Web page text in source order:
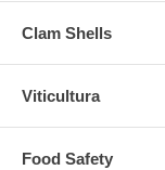
Clam Shells
Viticultura
Food Safety